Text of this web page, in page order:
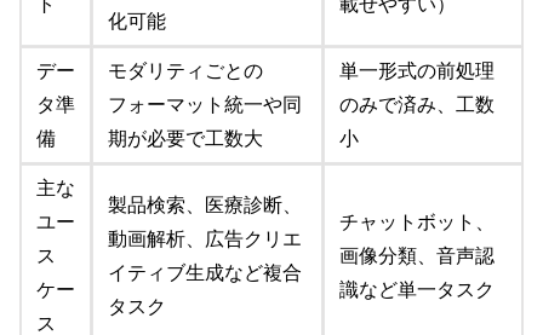
化可能
デー
タ準
備
モダリティごとの
フォーマット統一や同
期が必要で工数大
単一形式の前処理
のみで済み、工数
小
主な
ユー
ス
ケー
ス
製品検索、医療診断、
動画解析、広告クリエ
イティブ生成など複合
タスク
チャットボット、
画像分類、音声認
識など単一タスク